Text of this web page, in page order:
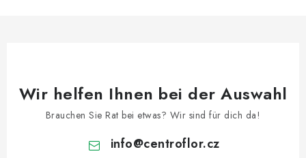
Wir helfen Ihnen bei der Auswahl
Brauchen Sie Rat bei etwas? Wir sind für dich da!
info@centroflor.cz